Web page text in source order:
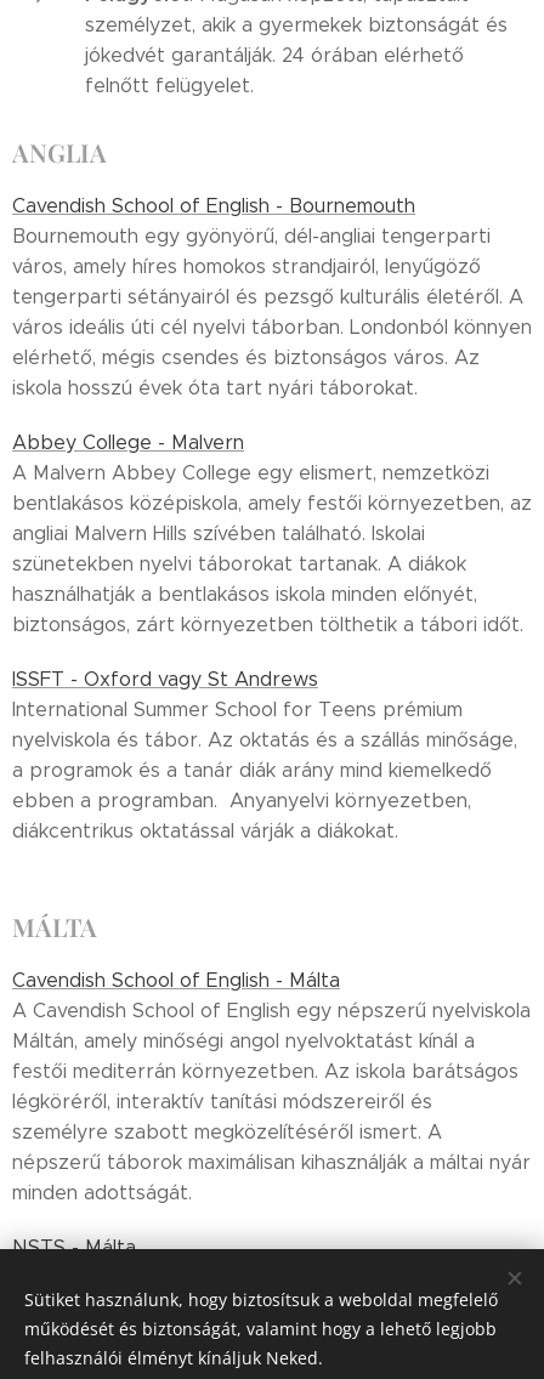
személyzet, akik a gyermekek biztonságát és
jókedvét garantálják. 24 órában elérhető
felnőtt felügyelet.
ANGLIA
Cavendish School of English - Bournemouth
Bournemouth egy gyönyörű, dél-angliai tengerparti
város, amely híres homokos strandjairól, lenyűgöző
tengerparti sétányairól és pezsgő kulturális életéről. A
város ideális úti cél nyelvi táborban. Londonból könnyen
elérhető, mégis csendes és biztonságos város. Az
iskola hosszú évek óta tart nyári táborokat.
Abbey College - Malvern
A Malvern Abbey College egy elismert, nemzetközi
bentlakásos középiskola, amely festői környezetben, az
angliai Malvern Hills szívében található. Iskolai
szünetekben nyelvi táborokat tartanak. A diákok
használhatják a bentlakásos iskola minden előnyét,
biztonságos, zárt környezetben tölthetik a tábori időt.
ISSFT - Oxford vagy St Andrews
International Summer School for Teens prémium
nyelviskola és tábor. Az oktatás és a szállás minőságe,
a programok és a tanár diák arány mind kiemelkedő
ebben a programban. Anyanyelvi környezetben,
diákcentrikus oktatással várják a diákokat.
MÁLTA
Cavendish School of English - Málta
A Cavendish School of English egy népszerű nyelviskola
Máltán, amely minőségi angol nyelvoktatást kínál a
festői mediterrán környezetben. Az iskola barátságos
légköréről, interaktív tanítási módszereiről és
személyre szabott megközelítéséről ismert. A
népszerű táborok maximálisan kihasználják a máltai nyár
minden adottságát.
NSTS - Málta
Az NSTS (National Student Travel Service) elsősorban
fiataloknak és diákoknak kínál oktatási, kulturális és
utazási programokat. Az 1960-as években alapított
szervezet Máltán az egyik legrégebbi és legismertebb
Sütiket használunk, hogy biztosítsuk a weboldal megfelelő
működését és biztonságát, valamint hogy a lehető legjobb
felhasználói élményt kínáljuk Neked.